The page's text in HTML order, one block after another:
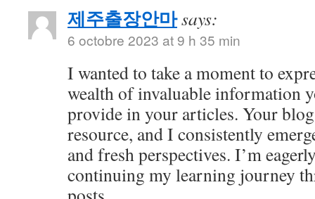
제주출장안마says:
6 octobre 2023 at 9 h 35 min
I wanted to take a moment to
wealth of invaluable information
provide in your articles. Your
resource, and I consistently
and fresh perspectives. I’m
continuing my learning journey